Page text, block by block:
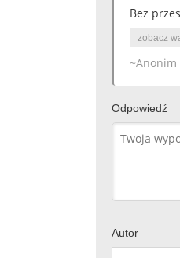
Bez
zobacz
~Anonim
Odpowiedź
Autor